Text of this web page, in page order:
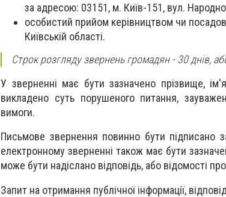
за адресою: 03151, м. Київ-151, вул.
особистий прийом керівництвом чи
Київській області.
Строк розгляду звернень громадян - 30 днів,
У зверненні має бути зазначено прізвище,
викладено суть порушеного питання,
вимоги.
Письмове звернення повинно бути підписано
електронному зверненні також має бути
може бути надіслано відповідь, або відомості
Запит на отримання публічної інформації,